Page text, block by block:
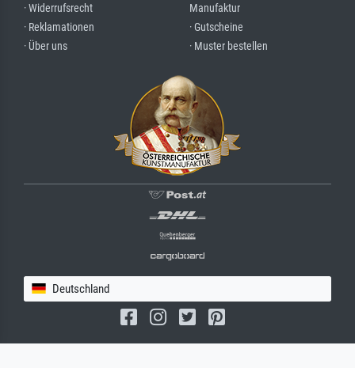
· Widerrufsrecht
· Reklamationen
· Über uns
Manufaktur
· Gutscheine
· Muster bestellen
Deutschland